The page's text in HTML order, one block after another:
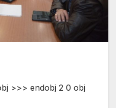
>>> endobj 2 0 obj